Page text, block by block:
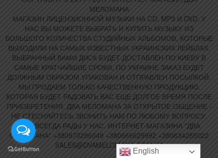
МЕЛОМАНА
МАГАЗИН ЛИЦЕНЗИОННОЙ МУЗЫКИ НА CD, MP3 И DVD. У
НАС ВЫ МОЖЕТЕ ВЫБРАТЬ И КУПИТЬ МУЗЫКУ ИЗ
БОЛЬШОГО КОЛИЧЕСТВА СТУДИЙНЫХ АЛЬБОМОВ, КОТОРЫЕ
ВЫХОДИЛИ НА САМЫХ ИЗВЕСТНЫХ УКРАИНСКИХ ЛЕЙБЛАХ.
ВЫБРАННЫЙ ВАМИ ДИСК БУДЕТ ДОСТАВЛЕН ПО КИЕВУ В
САМЫЕ КРАТЧАЙШИЕ СРОКИ, ПО УКРАИНЕ ЗАКАЗ БУДЕТ
ДОЛЖНЫМ ОБРАЗОМ УПАКОВАН И ОТПРАВЛЕН ПОСЫЛКОЙ.
МЫ ПРОДАЕМ ТОЛЬКО КАЧЕСТВЕННУЮ ПРОДУКЦИЮ,
КОТОРАЯ БУДЕТ РАДОВАТЬ ВАС ЕЩЕ ДОЛГОЕ ВРЕМЯ ПОСЛЕ
ПРИОБРЕТЕНИЯ. ДВА МЕЛОМАНА ЗА ОТКРЫТОЕ ОБЩЕНИЕ -
НЕ СТЕСНЯЙТЕСЬ ЗВОНИТЬ НАМ ПО ЛЮБОМУ ВОПРОСУ.
ВАМ ВСЕГДА РАДЫ У НАС. ИНТЕРНЕТ-МАГАЗИНА "ДВА
МЕЛОМАНА" +380970286049 +380666629992 +380634285022
SALES@DVAMELOMANA.COM.UA
English